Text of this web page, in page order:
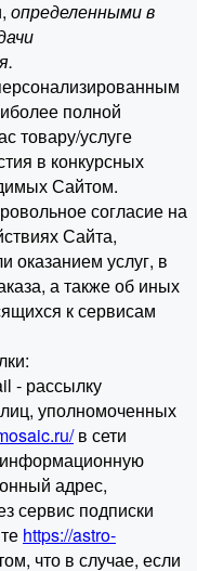
определенными в
полной
товару/услуге
в конкурсных
Сайтом.
согласие на
Сайта,
оказанием услуг, в
а также об иных
к сервисам
- рассылку
уполномоченных
в сети
информационную
адрес,
сервис подписки
https://astro-
что в случае, если